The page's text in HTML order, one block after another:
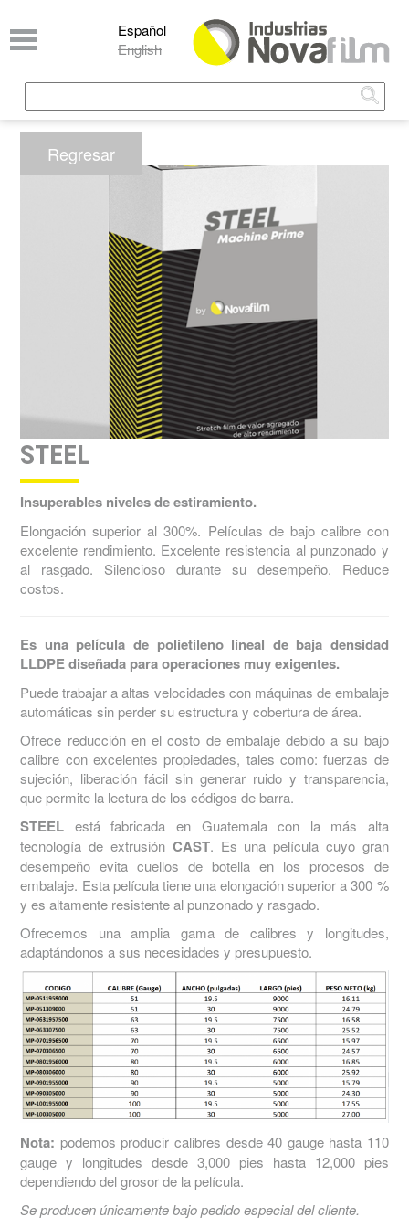
Español
English
Formulario de búsqueda
Regresar
STEEL
Insuperables niveles de estiramiento.
Elongación superior al 300%. Películas de bajo calibre con
excelente rendimiento. Excelente resistencia al punzonado y
al rasgado. Silencioso durante su desempeño. Reduce
costos.
Es una película de polietileno lineal de baja densidad
LLDPE diseñada para operaciones muy exigentes.
Puede trabajar a altas velocidades con máquinas de embalaje
automáticas sin perder su estructura y cobertura de área.
Ofrece reducción en el costo de embalaje debido a su bajo
calibre con excelentes propiedades, tales como: fuerzas de
sujeción, liberación fácil sin generar ruido y transparencia,
que permite la lectura de los códigos de barra.
STEEL está fabricada en Guatemala con la más alta
tecnología de extrusión CAST. Es una película cuyo gran
desempeño evita cuellos de botella en los procesos de
embalaje. Esta película tiene una elongación superior a 300 %
y es altamente resistente al punzonado y rasgado.
Ofrecemos una amplia gama de calibres y longitudes,
adaptándonos a sus necesidades y presupuesto.
Nota: podemos producir calibres desde 40 gauge hasta 110
gauge y longitudes desde 3,000 pies hasta 12,000 pies
dependiendo del grosor de la película.
Se producen únicamente bajo pedido especial del cliente.